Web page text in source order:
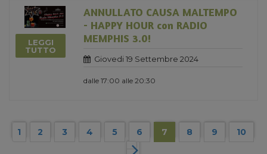
LEGGI
TUTTO
ANNULLATO CAUSA MALTEMPO
- HAPPY HOUR con RADIO
MEMPHIS 3.0!
Giovedi 19 Settembre 2024
dalle 17:00 alle 20:30
1 2 3 4 5 6 7 8 9 10